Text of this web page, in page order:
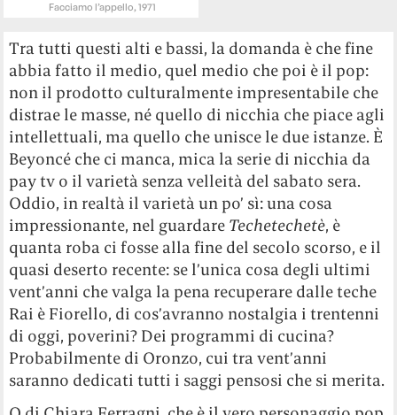
Facciamo l’appello, 1971
Tra tutti questi alti e bassi, la domanda è che fine
abbia fatto il medio, quel medio che poi è il pop:
non il prodotto culturalmente impresentabile che
distrae le masse, né quello di nicchia che piace agli
intellettuali, ma quello che unisce le due istanze. È
Beyoncé che ci manca, mica la serie di nicchia da
pay tv o il varietà senza velleità del sabato sera.
Oddio, in realtà il varietà un po’ sì: una cosa
impressionante, nel guardare Techetechetè, è
quanta roba ci fosse alla fine del secolo scorso, e il
quasi deserto recente: se l’unica cosa degli ultimi
vent’anni che valga la pena recuperare dalle teche
Rai è Fiorello, di cos’avranno nostalgia i trentenni
di oggi, poverini? Dei programmi di cucina?
Probabilmente di Oronzo, cui tra vent’anni
saranno dedicati tutti i saggi pensosi che si merita.